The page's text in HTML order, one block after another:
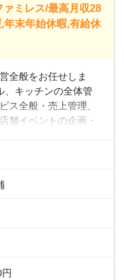
ミレス/最高月収28
年末年始休暇,有給休
全般をお任せしま
キッチンの全体管
ス全般・売上管理、
舗イベントの企画・
せしますので、徐々
レストランでは、
ます。配膳ロボット
た、配膳ロボットに
ン）の取り組みを進